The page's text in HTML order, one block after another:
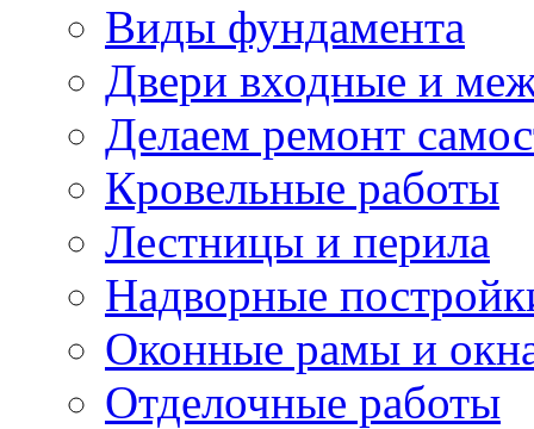
Виды фундамента
Двери входные и
Делаем ремонт
Кровельные работы
Лестницы и перила
Надворные
Оконные рамы и
Отделочные работы